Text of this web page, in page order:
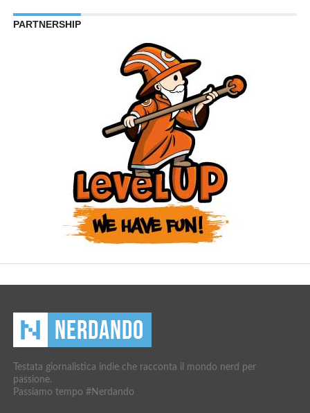
PARTNERSHIP
Testata giornalistica indie che racconta il mondo nerd per
passione.
Passiamo tempo #Nerdando